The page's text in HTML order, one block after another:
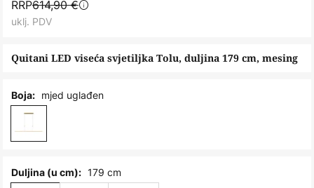
the
beginning
the
gallery
Quitani LED viseća svjetiljka Tolu, duljina 179 cm, mesing
RRP614,90 €
uklj. PDV
Boja: mjed uglađen
Duljina (u cm): 179 cm